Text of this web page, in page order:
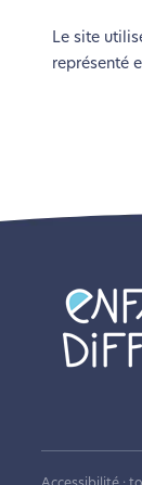
Le site
représenté